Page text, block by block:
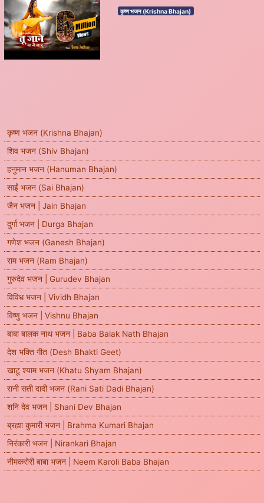
कृष्ण भजन (Krishna Bhajan)
शिव भजन (Shiv Bhajan)
हनुमान भजन (Hanuman Bhajan)
साईं भजन (Sai Bhajan)
जैन भजन | Jain Bhajan
दुर्गा भजन | Durga Bhajan
गणेश भजन (Ganesh Bhajan)
राम भजन (Ram Bhajan)
गुरुदेव भजन | Gurudev Bhajan
विविध भजन | Vividh Bhajan
विष्णु भजन | Vishnu Bhajan
बाबा बालक नाथ भजन | Baba Balak Nath Bhajan
देश भक्ति गीत (Desh Bhakti Geet)
खाटू श्याम भजन (Khatu Shyam Bhajan)
रानी सती दादी भजन (Rani Sati Dadi Bhajan)
शनि देव भजन | Shani Dev Bhajan
ब्रह्मा कुमारी भजन | Brahma Kumari Bhajan
निरंकारी भजन | Nirankari Bhajan
नीमकरोरी बाबा भजन | Neem Karoli Baba Bhajan
कृष्ण भजन (Krishna Bhajan)